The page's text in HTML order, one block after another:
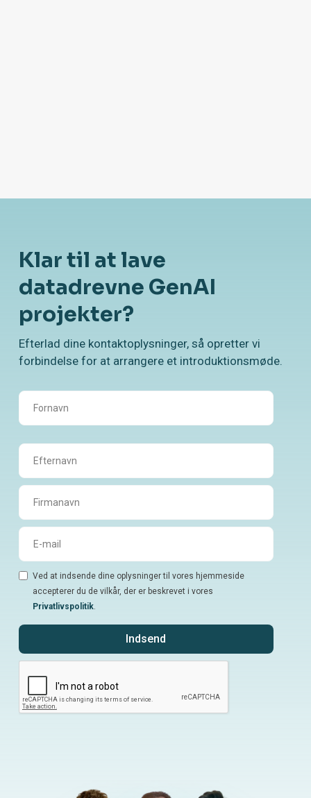
Klar til at lave
datadrevne GenAI
projekter?
Efterlad dine kontaktoplysninger, så opretter vi
forbindelse for at arrangere et introduktionsmøde.
Ved at indsende dine oplysninger til vores hjemmeside
accepterer du de vilkår, der er beskrevet i vores
Privatlivspolitik.